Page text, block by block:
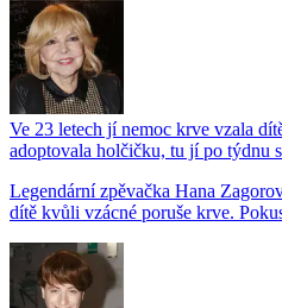
Ve 23 letech jí nemoc krve vzala
adoptovala holčičku, tu jí po týdnu
Legendární zpěvačka Hana
dítě kvůli vzácné poruše krve.